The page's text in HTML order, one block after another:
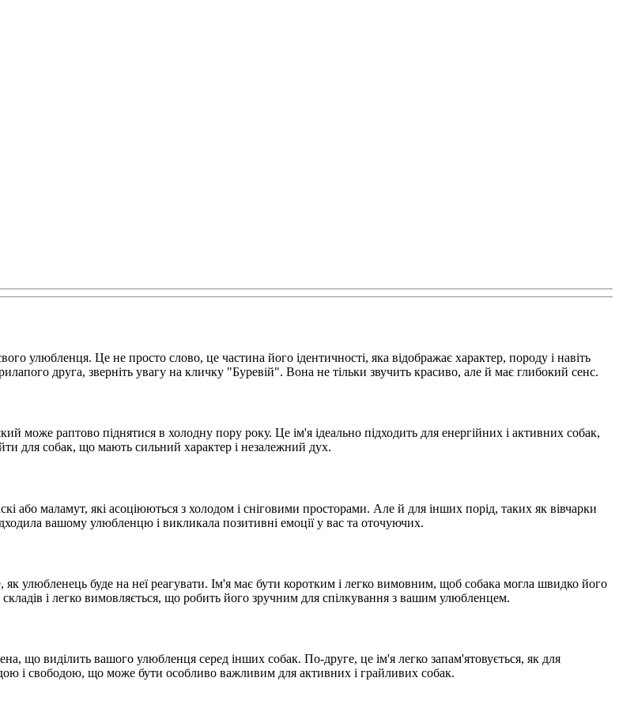
улюбленця. Це не просто слово, це частина його ідентичності, яка відображає характер, породу і навіть
друга, зверніть увагу на кличку "Буревій". Вона не тільки звучить красиво, але й має глибокий сенс.
може раптово піднятися в холодну пору року. Це ім'я ідеально підходить для енергійних і активних собак,
для собак, що мають сильний характер і незалежний дух.
або маламут, які асоціюються з холодом і сніговими просторами. Але й для інших порід, таких як вівчарки
вашому улюбленцю і викликала позитивні емоції у вас та оточуючих.
улюбленець буде на неї реагувати. Ім'я має бути коротким і легко вимовним, щоб собака могла швидко його
і легко вимовляється, що робить його зручним для спілкування з вашим улюбленцем.
що виділить вашого улюбленця серед інших собак. По-друге, це ім'я легко запам'ятовується, як для
і свободою, що може бути особливо важливим для активних і грайливих собак.